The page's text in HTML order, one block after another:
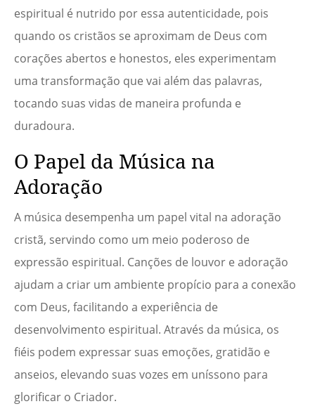
espiritual é nutrido por essa autenticidade, pois
quando os cristãos se aproximam de Deus com
corações abertos e honestos, eles experimentam
uma transformação que vai além das palavras,
tocando suas vidas de maneira profunda e
duradoura.
O Papel da Música na
Adoração
A música desempenha um papel vital na adoração
cristã, servindo como um meio poderoso de
expressão espiritual. Canções de louvor e adoração
ajudam a criar um ambiente propício para a conexão
com Deus, facilitando a experiência de
desenvolvimento espiritual. Através da música, os
fiéis podem expressar suas emoções, gratidão e
anseios, elevando suas vozes em uníssono para
glorificar o Criador.